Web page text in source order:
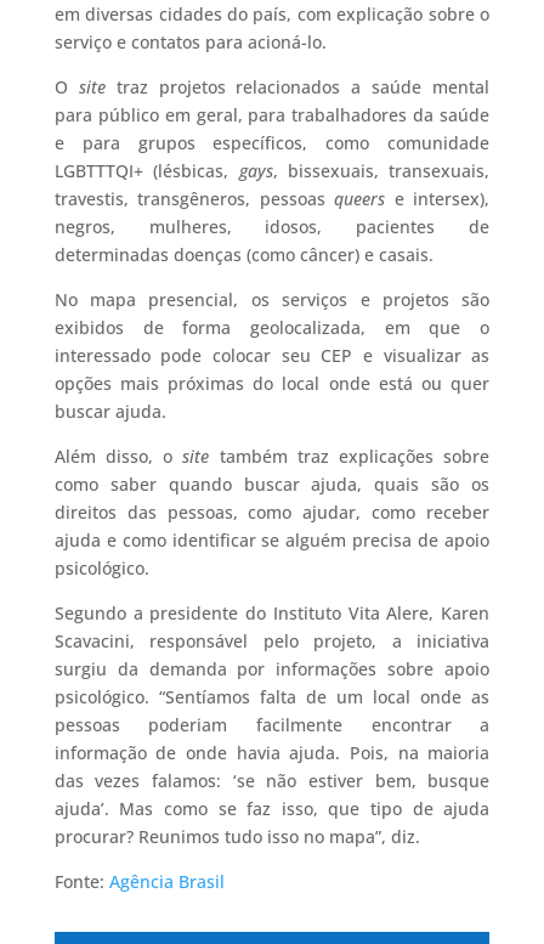
em diversas cidades do país, com explicação sobre o
serviço e contatos para acioná-lo.
O site traz projetos relacionados a saúde mental
para público em geral, para trabalhadores da saúde
e para grupos específicos, como comunidade
LGBTTTQI+ (lésbicas, gays, bissexuais, transexuais,
travestis, transgêneros, pessoasqueers e intersex),
negros, mulheres, idosos, pacientes de
determinadas doenças (como câncer) e casais.
No mapa presencial, os serviços e projetos são
exibidos de forma geolocalizada, em que o
interessado pode colocar seu CEP e visualizar as
opções mais próximas do local onde está ou quer
buscar ajuda.
Além disso, osite também traz explicações sobre
como saber quando buscar ajuda, quais são os
direitos das pessoas, como ajudar, como receber
ajuda e como identificar se alguém precisa de apoio
psicológico.
Segundo a presidente do Instituto Vita Alere, Karen
Scavacini, responsável pelo projeto, a iniciativa
surgiu da demanda por informações sobre apoio
psicológico. “Sentíamos falta de um local onde as
pessoas poderiam facilmente encontrar a
informação de onde havia ajuda. Pois, na maioria
das vezes falamos: ‘se não estiver bem, busque
ajuda’. Mas como se faz isso, que tipo de ajuda
procurar? Reunimos tudo isso no mapa”, diz.
Fonte: Agência Brasil